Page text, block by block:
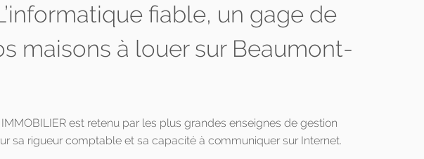
fiable, un gage de
maisons à louer sur Beaumont-
est retenu par les plus grandes enseignes de gestion
sa rigueur comptable et sa capacité à communiquer sur Internet.